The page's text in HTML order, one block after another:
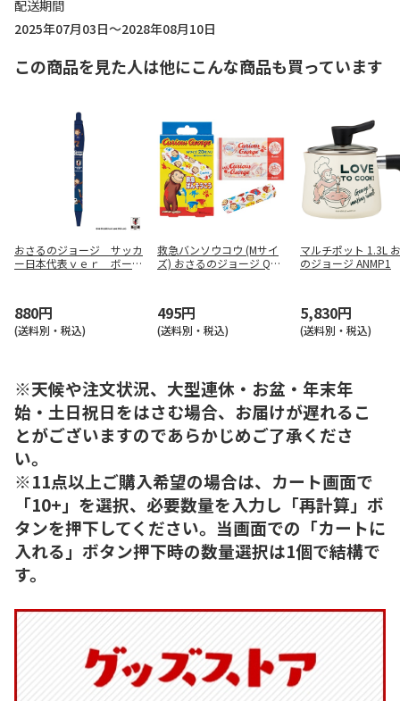
配送期間
2025年07月03日～2028年08月10日
この商品を見た人は他にこんな商品も買っています
おさるのジョージ サッカ
ー日本代表ｖｅｒ ボール
880円
(送料別・税込)
救急バンソウコウ (Mサイ
ズ) おさるのジョージ QQB
495円
(送料別・税込)
マルチポット 1.3L
のジョージ ANMP1
5,830円
(送料別・税込)
※天候や注文状況、大型連休・お盆・年末年
始・土日祝日をはさむ場合、お届けが遅れるこ
とがございますのであらかじめご了承くださ
い。
※11点以上ご購入希望の場合は、カート画面で
「10+」を選択、必要数量を入力し「再計算」ボ
タンを押下してください。当画面での「カートに
入れる」ボタン押下時の数量選択は1個で結構で
す。